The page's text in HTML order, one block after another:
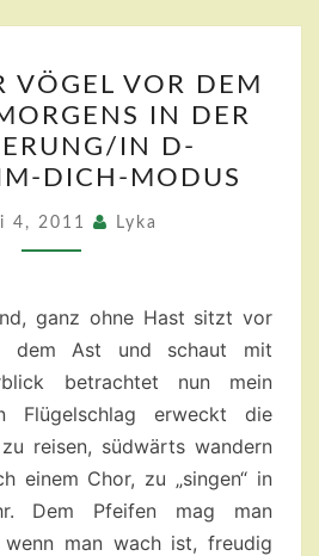
ÜBER
VÖGEL
VOR
DEM
FENSTER
MORGENS
DER
DÄMMERUNG/IN
D-
MOLL/REIM-
DICH-
MODUS
VÖGEL VOR DEM
IN DER
IN D-
DICH-MODUS
4, 2011 Lyka
ganz ohne Hast sitzt vor
dem Ast und schaut mit
betrachtet nun mein
Flügelschlag erweckt die
reisen, südwärts wandern
einem Chor, zu „singen“ in
Dem Pfeifen mag man
wenn man wach ist, freudig